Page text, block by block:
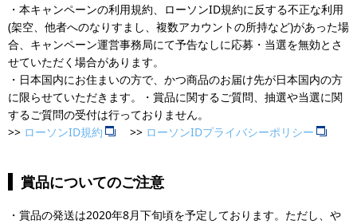
・本キャンペーンの利用規約、ローソンID規約に反する不正な利用
(架空、他者へのなりすまし、複数アカウントの所持など)があった場
合、キャンペーン運営事務局にて予告なしに応募・当選を無効とさ
せていただく場合があります。
・日本国内にお住まいの方で、かつ商品のお届け先が日本国内の方
に限らせていただきます。・賞品に関するご質問、抽選や当選に関
するご質問の受付は行っておりません。
>> ローソンID規約 >> ローソンIDプライバシーポリシー
賞品についてのご注意
・賞品の発送は2020年8月下旬頃を予定しております。ただし、や